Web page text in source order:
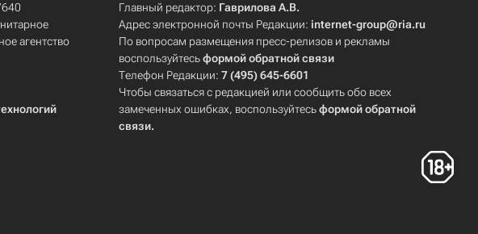
агентство
Главный редактор: Гаврилова А.В.
Адрес электронной почты Редакции:internet-group@ria.ru
По вопросам размещения пресс-релизов и рекламы
воспользуйтесьформой обратной связи
Телефон Редакции:7 (495) 645-6601
Чтобы связаться с редакцией или сообщить обо всех
замеченных ошибках, воспользуйтесьформой обратной
связи.